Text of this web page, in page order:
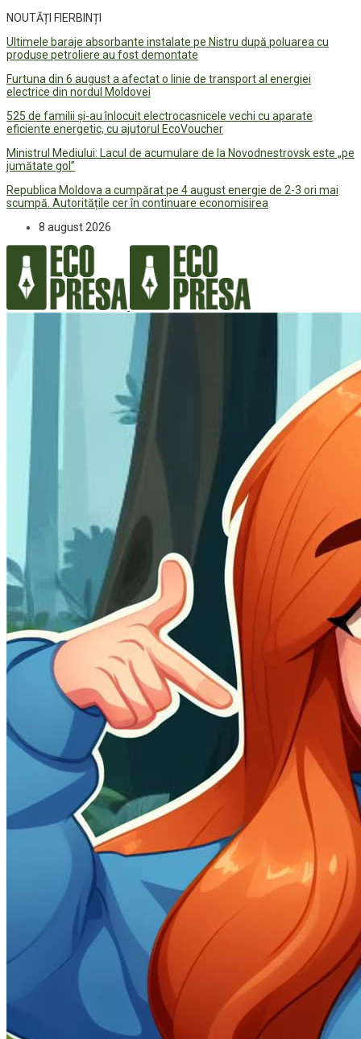
NOUTĂȚI FIERBINȚI
Ultimele baraje absorbante instalate pe Nistru după poluarea cu
produse petroliere au fost demontate
Furtuna din 6 august a afectat o linie de transport al energiei
electrice din nordul Moldovei
525 de familii și-au înlocuit electrocasnicele vechi cu aparate
eficiente energetic, cu ajutorul EcoVoucher
Ministrul Mediului: Lacul de acumulare de la Novodnestrovsk este „pe
jumătate gol”
Republica Moldova a cumpărat pe 4 august energie de 2-3 ori mai
scumpă. Autoritățile cer în continuare economisirea
8 august 2026